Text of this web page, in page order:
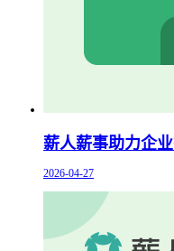
薪人薪事助力企
2026-04-27